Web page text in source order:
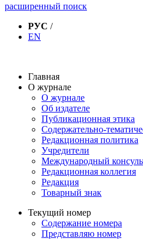
расширенный поиск
РУС /
EN
Главная
О журнале
О журнале
Об издателе
Публикационная этика
Содержательно-
Редакционная политика
Учредители
Международный
Редакционная коллегия
Редакция
Товарный знак
Текущий номер
Содержание номера
Представляю номер